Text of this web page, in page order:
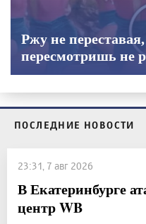
Ржу не
пересмотришь не
ПОСЛЕДНИЕ НОВОСТИ
23:31, 7 авг 2026
В Екатеринбурге
центр WB